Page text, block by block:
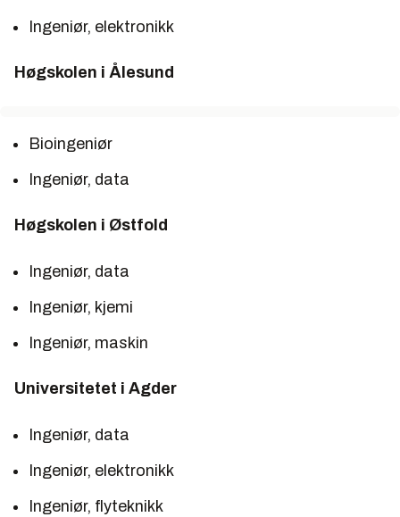
Ingeniør, elektronikk
Høgskolen i Ålesund
Bioingeniør
Ingeniør, data
Høgskolen i Østfold
Ingeniør, data
Ingeniør, kjemi
Ingeniør, maskin
Universitetet i Agder
Ingeniør, data
Ingeniør, elektronikk
Ingeniør, flyteknikk